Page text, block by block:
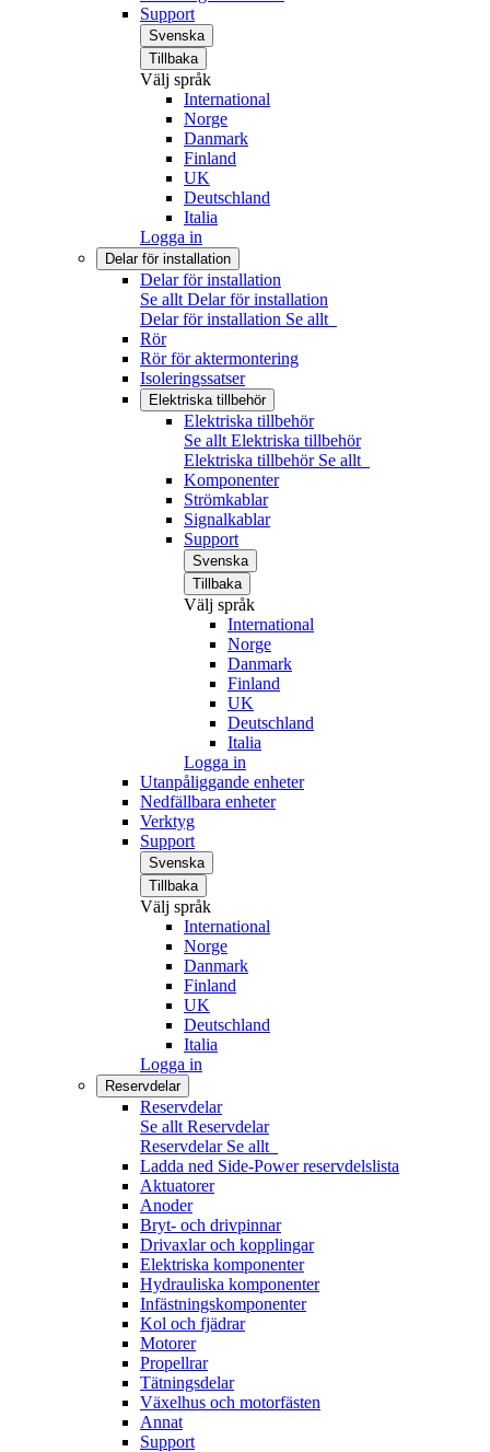
Support
Svenska
Tillbaka
Välj språk
International
Norge
Danmark
Finland
UK
Deutschland
Italia
Logga in
Delar för installation
Delar för installation
Se allt Delar för installation
Delar för installation Se allt
Rör
Rör för aktermontering
Isoleringssatser
Elektriska tillbehör
Elektriska tillbehör
Se allt Elektriska tillbehör
Elektriska tillbehör Se allt
Komponenter
Strömkablar
Signalkablar
Support
Svenska
Tillbaka
Välj språk
International
Norge
Danmark
Finland
UK
Deutschland
Italia
Logga in
Utanpåliggande enheter
Nedfällbara enheter
Verktyg
Support
Svenska
Tillbaka
Välj språk
International
Norge
Danmark
Finland
UK
Deutschland
Italia
Logga in
Reservdelar
Reservdelar
Se allt Reservdelar
Reservdelar Se allt
Ladda ned Side-Power reservdelslista
Aktuatorer
Anoder
Bryt- och drivpinnar
Drivaxlar och kopplingar
Elektriska komponenter
Hydrauliska komponenter
Infästningskomponenter
Kol och fjädrar
Motorer
Propellrar
Tätningsdelar
Växelhus och motorfästen
Annat
Support